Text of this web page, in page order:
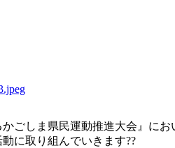
ごしま県民運動推進大会』に
に取り組んでいきます??